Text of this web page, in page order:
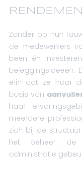
Zonder op hun
de medewerkers
been én
beleggingsideeën.
erin dat ze haar
basis van
haar
meerdere
zich bij de
het beheer, de
administratie